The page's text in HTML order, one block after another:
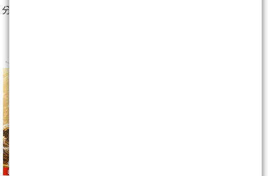
分享至：